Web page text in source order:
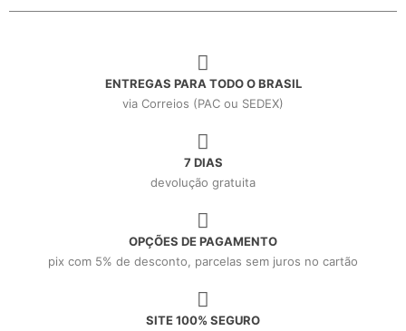
ENTREGAS PARA TODO O BRASIL
via Correios (PAC ou SEDEX)
7 DIAS
devolução gratuita
OPÇÕES DE PAGAMENTO
pix com 5% de desconto, parcelas sem juros no cartão
SITE 100% SEGURO